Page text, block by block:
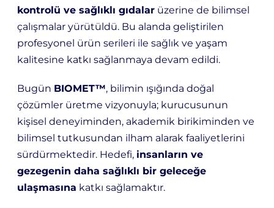
kontrolü ve sağlıklı gıdalar üzerine de bilimsel
çalışmalar yürütüldü. Bu alanda geliştirilen
profesyonel ürün serileri ile sağlık ve yaşam
kalitesine katkı sağlanmaya devam edildi.
Bugün BIOMET™, bilimin ışığında doğal
çözümler üretme vizyonuyla; kurucusunun
kişisel deneyiminden, akademik birikiminden ve
bilimsel tutkusundan ilham alarak faaliyetlerini
sürdürmektedir. Hedefi, insanların ve
gezegenin daha sağlıklı bir geleceğe
ulaşmasına katkı sağlamaktır.